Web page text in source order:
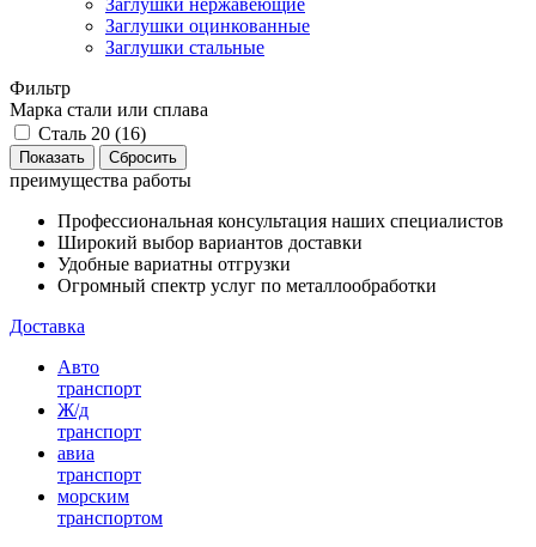
Заглушки нержавеющие
Заглушки оцинкованные
Заглушки стальные
Фильтр
Марка стали или сплава
Сталь 20 (16)
преимущества работы
Профессиональная консультация наших специалистов
Широкий выбор вариантов доставки
Удобные вариатны отгрузки
Огромный спектр услуг по металлообработки
Доставка
Авто
транспорт
Ж/д
транспорт
авиа
транспорт
морским
транспортом